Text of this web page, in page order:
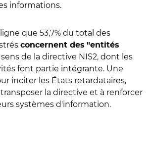
informations.
que 53,7% du total des
concernent des "entités
de la directive NIS2, dont les
font partie intégrante. Une
inciter les États retardataires,
la directive et à renforcer
systèmes d'information.